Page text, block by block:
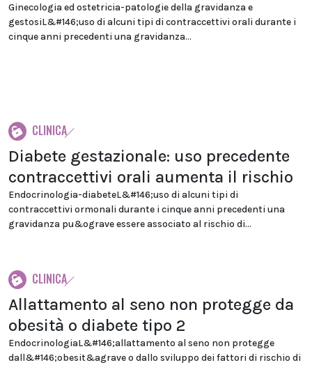
Ginecologia ed ostetricia-patologie della gravidanza e
gestosiL&#146;uso di alcuni tipi di contraccettivi orali durante i
cinque anni precedenti una gravidanza...
CLINICA
Diabete gestazionale: uso precedente
contraccettivi orali aumenta il rischio
Endocrinologia-diabeteL&#146;uso di alcuni tipi di
contraccettivi ormonali durante i cinque anni precedenti una
gravidanza pu&ograve essere associato al rischio di...
CLINICA
Allattamento al seno non protegge da
obesità o diabete tipo 2
EndocrinologiaL&#146;allattamento al seno non protegge
dall&#146;obesit&agrave o dallo sviluppo dei fattori di rischio di